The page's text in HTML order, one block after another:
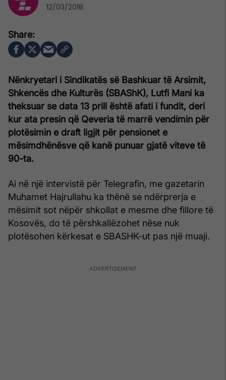
Nënkryetari i Sindikatës së Bashkuar të Arsimit,
Shkencës dhe Kulturës (SBAShK), Lutfi Mani ka
theksuar se data 13 prill është afati i fundit, deri
kur ata presin që Qeveria të marrë vendimin për
plotësimin e draft ligjit për pensionet e
mësimdhënësve që kanë punuar gjatë viteve të
90-ta.
Ai në një intervistë për Telegrafin, me gazetarin
Muhamet Hajrullahu ka thënë se ndërprerja e
mësimit sot nëpër shkollat e mesme dhe fillore të
Kosovës, do të përshkallëzohet nëse nuk
plotësohen kërkesat e SBASHK-ut pas një muaji.
12/03/2018